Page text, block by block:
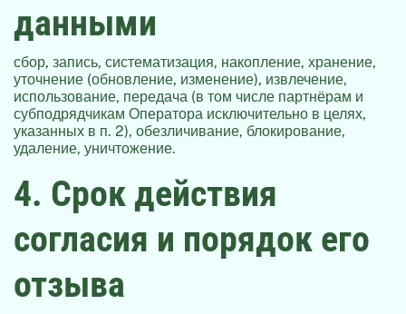
данными
сбор, запись, систематизация, накопление, хранение,
уточнение (обновление, изменение), извлечение,
использование, передача (в том числе партнёрам и
субподрядчикам Оператора исключительно в целях,
указанных в п. 2), обезличивание, блокирование,
удаление, уничтожение.
4. Срок действия
согласия и порядок его
отзыва